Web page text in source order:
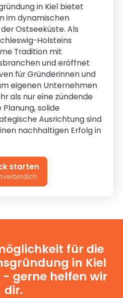
in Kiel bietet
im dynamischen
Ostseeküste. Als
Holsteins
Tradition mit
und eröffnet
für Gründerinnen und
eigenen Unternehmen
als nur eine zündende
solide
Ausrichtung sind
nachhaltigen Erfolg in
starten
für die
in Kiel
gerne helfen wir
dir.